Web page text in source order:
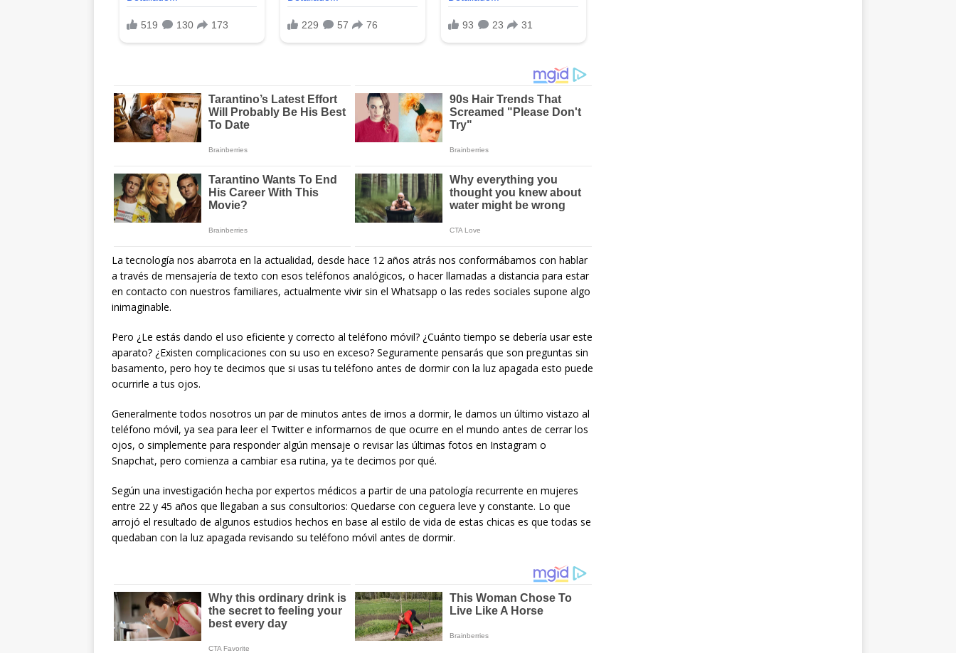
La tecnología nos abarrota en la actualidad, desde hace 12 años atrás nos conformábamos con hablar
a través de mensajería de texto con esos teléfonos analógicos, o hacer llamadas a distancia para estar
en contacto con nuestros familiares, actualmente vivir sin el Whatsapp o las redes sociales supone algo
inimaginable.
Pero ¿Le estás dando el uso eficiente y correcto al teléfono móvil? ¿Cuánto tiempo se debería usar este
aparato? ¿Existen complicaciones con su uso en exceso? Seguramente pensarás que son preguntas sin
basamento, pero hoy te decimos que si usas tu teléfono antes de dormir con la luz apagada esto puede
ocurrirle a tus ojos.
Generalmente todos nosotros un par de minutos antes de irnos a dormir, le damos un último vistazo al
teléfono móvil, ya sea para leer el Twitter e informarnos de que ocurre en el mundo antes de cerrar los
ojos, o simplemente para responder algún mensaje o revisar las últimas fotos en Instagram o
Snapchat, pero comienza a cambiar esa rutina, ya te decimos por qué.
Según una investigación hecha por expertos médicos a partir de una patología recurrente en mujeres
entre 22 y 45 años que llegaban a sus consultorios: Quedarse con ceguera leve y constante. Lo que
arrojó el resultado de algunos estudios hechos en base al estilo de vida de estas chicas es que todas se
quedaban con la luz apagada revisando su teléfono móvil antes de dormir.